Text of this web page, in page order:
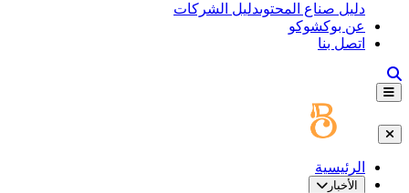
دليل صناع المحتوىدليل الشركات
عن بوكشوكو
اتصل بنا
الرئيسية
الأخبار